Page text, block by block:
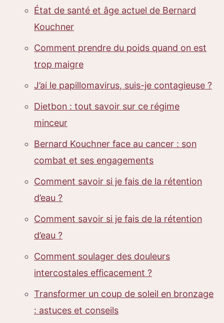
État de santé et âge actuel de Bernard
Kouchner
Comment prendre du poids quand on est
trop maigre
J’ai le papillomavirus, suis-je contagieuse ?
Dietbon : tout savoir sur ce régime
minceur
Bernard Kouchner face au cancer : son
combat et ses engagements
Comment savoir si je fais de la rétention
d’eau ?
Comment savoir si je fais de la rétention
d’eau ?
Comment soulager des douleurs
intercostales efficacement ?
Transformer un coup de soleil en bronzage
: astuces et conseils